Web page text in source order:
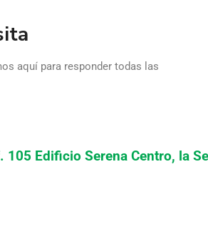
aquí para responder todas las
105 Edificio Serena Centro, la